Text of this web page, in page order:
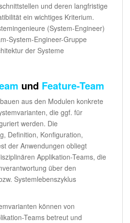
und deren langfristige
ein wichtiges Kriterium.
(System-Engineer)
System-Engineer-Gruppe
der Systeme
und Feature-Team
bauen aus den Modulen konkrete
die ggf. für
werden. Die
Definition, Konfiguration,
der Anwendungen obliegt
Applikation-Teams, die
über den
Systemlebenszyklus
können von
Teams betreut und